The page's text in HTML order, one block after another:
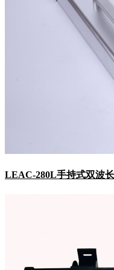
LEAC-280L手持式双波